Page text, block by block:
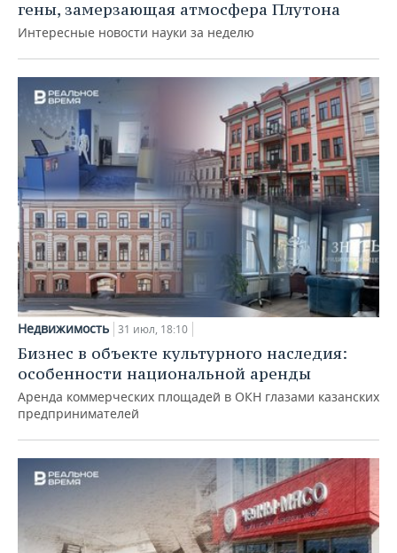
гены, замерзающая атмосфера Плутона
Интересные новости науки за неделю
Недвижимость 31 июл, 18:10
Бизнес в объекте культурного наследия:
особенности национальной аренды
Аренда коммерческих площадей в ОКН глазами казанских
предпринимателей